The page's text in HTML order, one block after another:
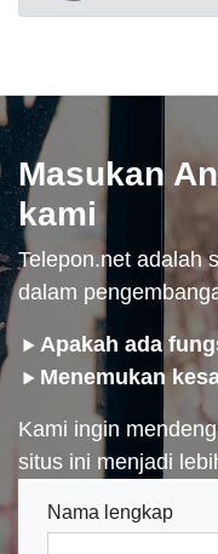
Masukan
kami
Telepon.net adalah
dalam
Apakah ada
Menemukan
Kami ingin
situs ini menjadi
Nama lengkap